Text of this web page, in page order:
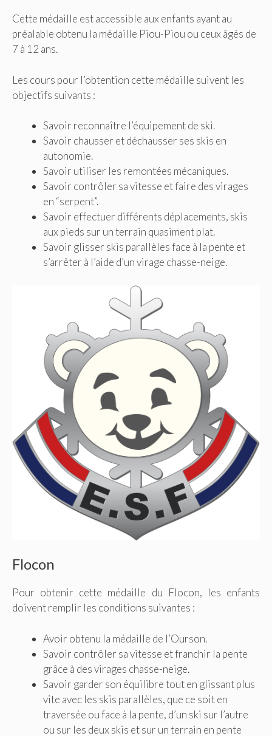
Cette médaille est accessible aux enfants ayant au
préalable obtenu la médaille Piou-Piou ou ceux âgés de
7 à 12 ans.
Les cours pour l’obtention cette médaille suivent les
objectifs suivants :
Savoir reconnaître l’équipement de ski.
Savoir chausser et déchausser ses skis en
autonomie.
Savoir utiliser les remontées mécaniques.
Savoir contrôler sa vitesse et faire des virages
en “serpent”.
Savoir effectuer différents déplacements, skis
aux pieds sur un terrain quasiment plat.
Savoir glisser skis parallèles face à la pente et
s’arrêter à l’aide d’un virage chasse-neige.
Flocon
Pour obtenir cette médaille du Flocon, les enfants
doivent remplir les conditions suivantes :
Avoir obtenu la médaille de l’Ourson.
Savoir contrôler sa vitesse et franchir la pente
grâce à des virages chasse-neige.
Savoir garder son équilibre tout en glissant plus
vite avec les skis parallèles, que ce soit en
traversée ou face à la pente, d’un ski sur l’autre
ou sur les deux skis et sur un terrain en pente